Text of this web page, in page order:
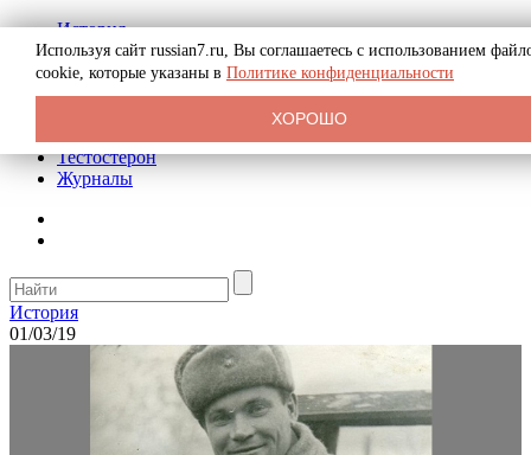
История
Биография
Криминал
Реклама на сайте
Тестостерон
Журналы
История
01/03/19
Используя сайт russian7.ru, Вы соглашаетесь с использованием
cookie, которые указаны в Политике конфиденциальности
ХОРОШО